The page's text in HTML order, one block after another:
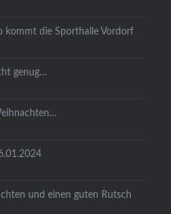
kommt die Sporthalle Vordorf
genug…
und einen guten Rutsch